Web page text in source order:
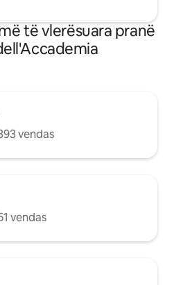
di
bregut të
mirë të
të vlerësuara pranë
vendas
vendas